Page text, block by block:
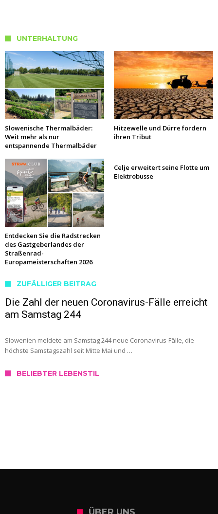
UNTERHALTUNG
Slowenische Thermalbäder:
Weit mehr als nur
entspannende Thermalbäder
Hitzewelle und Dürre fordern
ihren Tribut
Entdecken Sie die Radstrecken
des Gastgeberlandes der
Straßenrad-
Europameisterschaften 2026
Celje erweitert seine Flotte um
Elektrobusse
ZUFÄLLIGER BEITRAG
Die Zahl der neuen Coronavirus-Fälle erreicht
am Samstag 244
Slowenien meldete am Samstag 244 neue Coronavirus-Fälle, die
höchste Samstagszahl seit Mitte Mai und …
BELIEBTER LEBENSTIL